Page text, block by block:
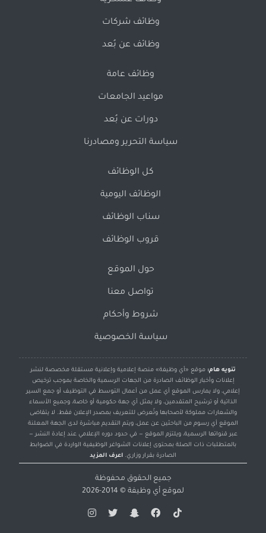
وظائف شركات
وظائف عن بُعد
وظائف عامة
مواعيد الجامعات
دورات عن بُعد
سياسة التحرير ومصادرنا
كل الوظائف
الوظائف اليومية
سناب الوظائف
قروب الوظائف
حول الموقع
تواصل معنا
شروط وأحكام
سياسة الخصوصية
تنويه هام: موقع «أي وظيفة» منصة إعلامية وإعلانية مستقلة مخصصة لنشر
إعلانات وأخبار الوظائف الصادرة من الجهات الرسمية والخاصة بموجب ترخيص
إعلامي، ولا يمارس الموقع أي عمل من أعمال التوسط في التوظيف أو جمع السير
الذاتية أو ترشيح المتقدمين، ولا يمثل أي جهة حكومية أو خاصة، وجميع الأسماء
والشعارات مملوكة لأصحابها وتُعرض للتعريف بمصدر الإعلان فقط. لا يتقاضى
الموقع أي رسوم من الباحثين عن عمل، ويتم التقديم مباشرة لدى الجهة المعلنة
عبر قنواتها الرسمية، ويلتزم الموقع — في حدود دوره الإعلامي عند إعادة النشر —
بالمتطلبات ذات الصلة بمحتوى إعلانات الشواغر الوظيفية الواردة في الضوابط
الصادرة بقرار وزاري. اعرف المزيد
جميع الحقوق محفوظة
لموقع أي وظيفة © 2014-2026